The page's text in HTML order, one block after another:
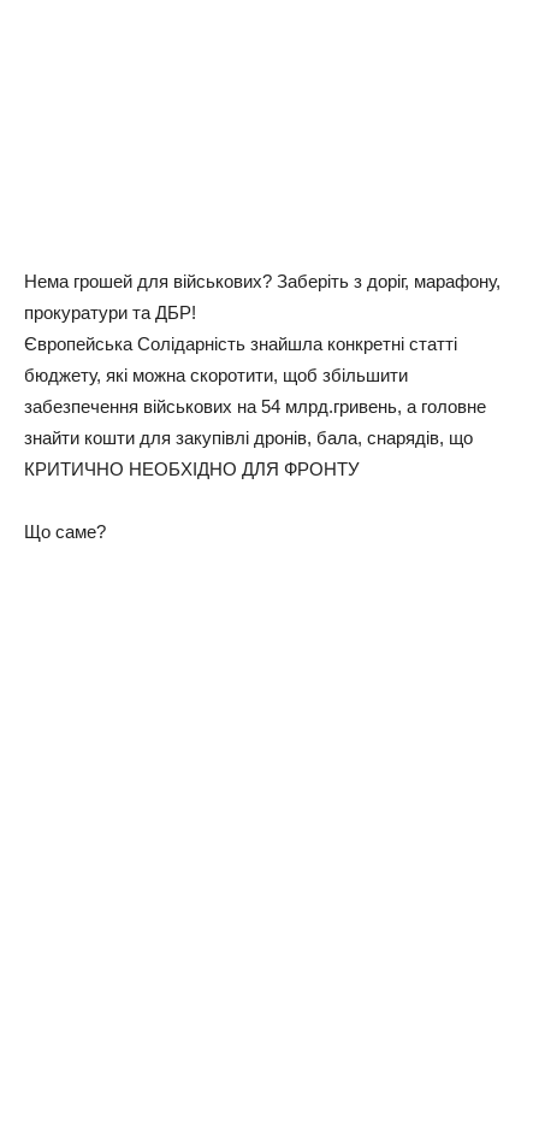
Нема грошей для військових? Заберіть з доріг, марафону,
прокуратури та ДБР!
Європейська Солідарність знайшла конкретні статті
бюджету, які можна скоротити, щоб збільшити
забезпечення військових на 54 млрд.гривень, а головне
знайти кошти для закупівлі дронів, бала, снарядів, що
КРИТИЧНО НЕОБХІДНО ДЛЯ ФРОНТУ
Що саме?